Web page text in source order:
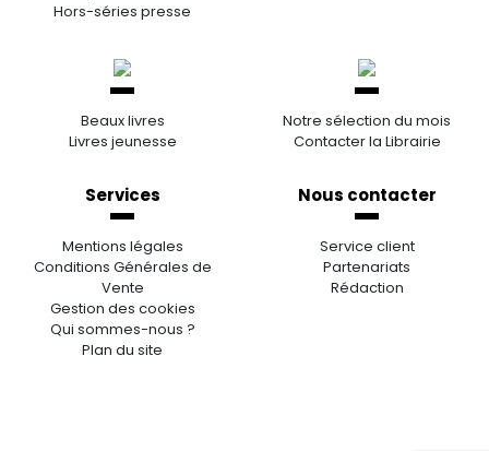
Hors-séries presse
Beaux livres
Livres jeunesse
Notre sélection du mois
Contacter la Librairie
Services
Mentions légales
Conditions Générales de
Vente
Gestion des cookies
Qui sommes-nous ?
Plan du site
Nous contacter
Service client
Partenariats
Rédaction